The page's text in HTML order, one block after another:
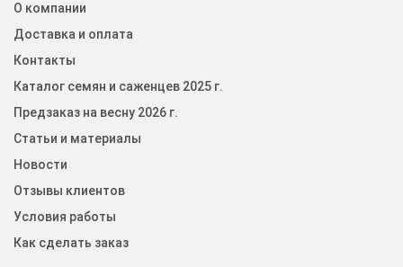
О компании
Доставка и оплата
Контакты
Каталог семян и саженцев 2025 г.
Предзаказ на весну 2026 г.
Статьи и материалы
Новости
Отзывы клиентов
Условия работы
Как сделать заказ